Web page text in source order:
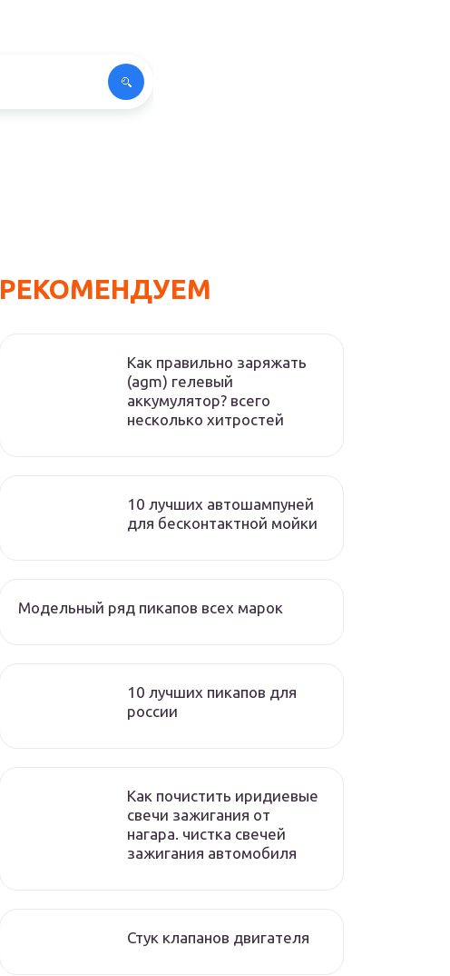
РЕКОМЕНДУЕМ
Как правильно заряжать
(agm) гелевый
аккумулятор? всего
несколько хитростей
10 лучших автошампуней
для бесконтактной мойки
Модельный ряд пикапов всех марок
10 лучших пикапов для
россии
Как почистить иридиевые
свечи зажигания от
нагара. чистка свечей
зажигания автомобиля
Стук клапанов двигателя